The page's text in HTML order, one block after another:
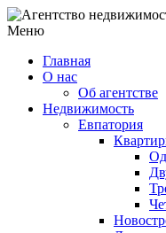
Меню
Главная
О нас
Об агентстве
Недвижимость
Евпатория